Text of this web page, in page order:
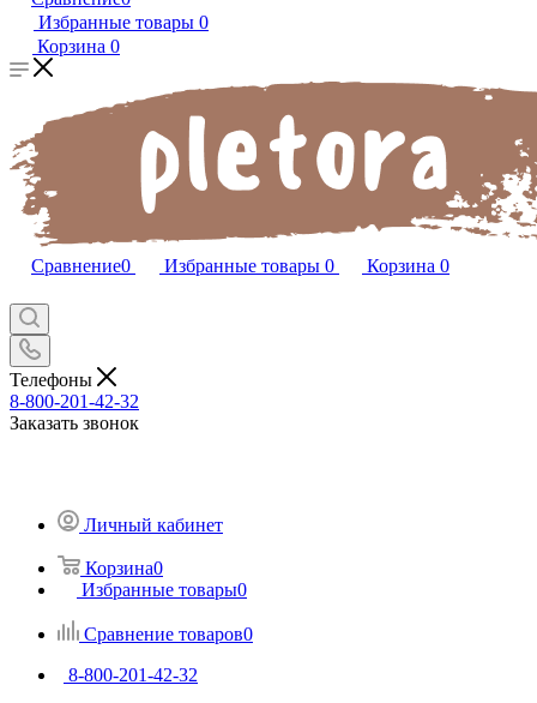
Избранные товары 0
Корзина 0
Сравнение0 Избранные товары 0 Корзина 0
Телефоны
8-800-201-42-32
Заказать звонок
Личный кабинет
Корзина0
Избранные товары0
Сравнение товаров0
8-800-201-42-32